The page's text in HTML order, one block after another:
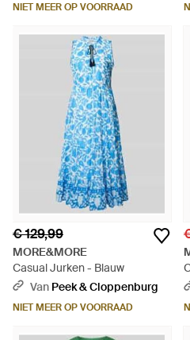
NIET MEER OP VOORRAAD
€ 129,99
MORE&MORE
Casual Jurken - Blauw
Van Peek & Cloppenburg
NIET MEER OP VOORRAAD